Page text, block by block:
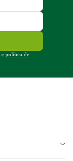
e política de